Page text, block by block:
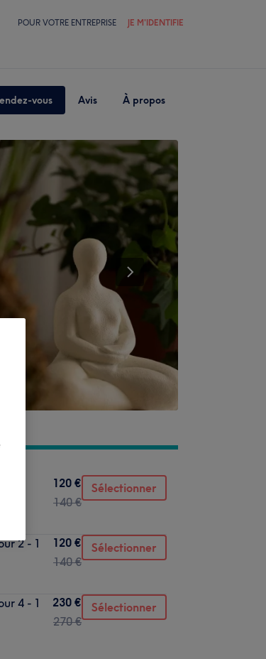
POUR VOTRE ENTREPRISE JE M'IDENTIFIE
vous Avis À propos
120 €
140 €
Sélectionner
2 - 1
120 €
140 €
Sélectionner
4 - 1
230 €
270 €
Sélectionner